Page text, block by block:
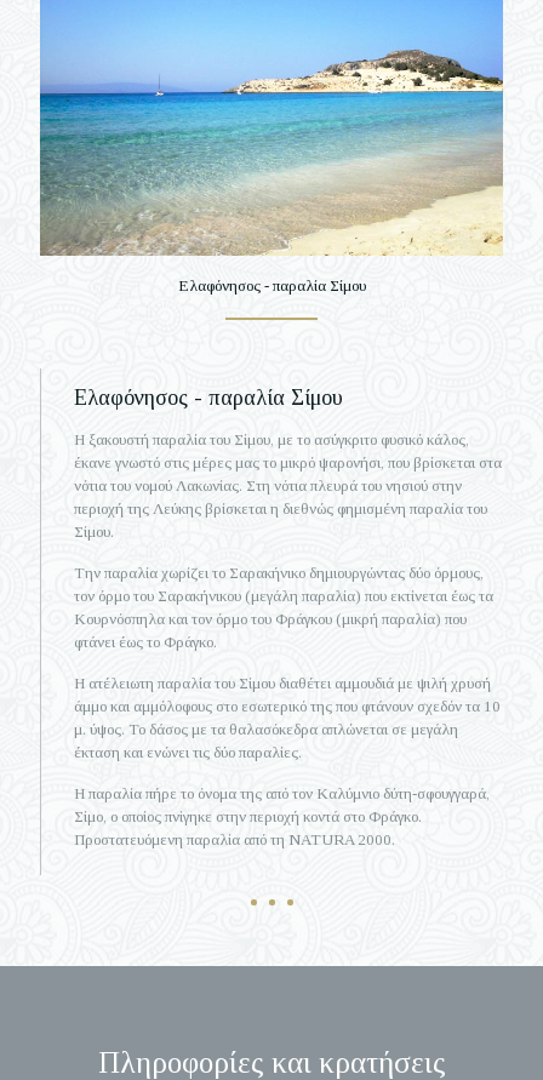
Ελαφόνησος - παραλία Σίμου
Ελαφόνησος - παραλία Σίμου
Η ξακουστή παραλία του Σίμου, με το ασύγκριτο φυσικό κάλος,
έκανε γνωστό στις μέρες μας το μικρό ψαρονήσι, που βρίσκεται στα
νότια του νομού Λακωνίας. Στη νότια πλευρά του νησιού στην
περιοχή της Λεύκης βρίσκεται η διεθνώς φημισμένη παραλία του
Σίμου.
Την παραλία χωρίζει το Σαρακήνικο δημιουργώντας δύο όρμους,
τον όρμο του Σαρακήνικου (μεγάλη παραλία) που εκτίνεται έως τα
Κουρνόσπηλα και τον όρμο του Φράγκου (μικρή παραλία) που
φτάνει έως το Φράγκο.
Η ατέλειωτη παραλία του Σίμου διαθέτει αμμουδιά με ψιλή χρυσή
άμμο και αμμόλοφους στο εσωτερικό της που φτάνουν σχεδόν τα 10
μ. ύψος. Το δάσος με τα θαλασόκεδρα απλώνεται σε μεγάλη
έκταση και ενώνει τις δύο παραλίες.
Η παραλία πήρε το όνομα της από τον Καλύμνιο δύτη-σφουγγαρά,
Σίμο, ο οποίος πνίγηκε στην περιοχή κοντά στο Φράγκο.
Προστατευόμενη παραλία από τη NATURA 2000.
Πληροφορίες και κρατήσεις